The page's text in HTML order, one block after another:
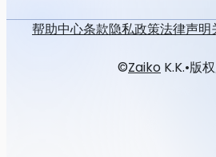
帮助中心条款隐私政策法律声明
©Zaiko K.K.•版